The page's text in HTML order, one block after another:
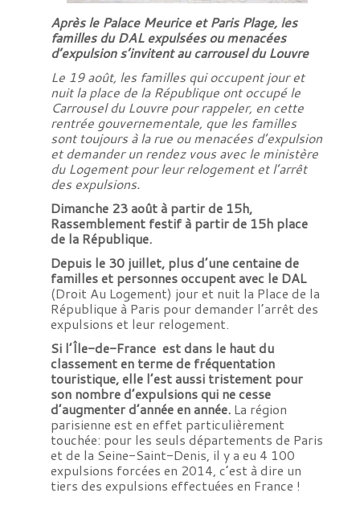
Après le Palace Meurice et Paris Plage, les
familles du DAL expulsées ou menacées
d’expulsion s’invitent au carrousel du Louvre
Le 19 août, les familles qui occupent jour et
nuit la place de la République ont occupé le
Carrousel du Louvre pour rappeler, en cette
rentrée gouvernementale, que les familles
sont toujours à la rue ou menacées d’expulsion
et demander un rendez vous avec le ministère
du Logement pour leur relogement et l’arrêt
des expulsions.
Dimanche 23 août à partir de 15h,
Rassemblement festif à partir de 15h place
de la République.
Depuis le 30 juillet, plus d’une centaine de
familles et personnes occupent avec le DAL
(Droit Au Logement) jour et nuit la Place de la
République à Paris pour demander l’arrêt des
expulsions et leur relogement.
Si l’Île-de-France est dans le haut du
classement en terme de fréquentation
touristique, elle l’est aussi tristement pour
son nombre d’expulsions qui ne cesse
d’augmenter d’année en année.La région
parisienne est en effet particulièrement
touchée: pour les seuls départements de Paris
et de la Seine-Saint-Denis, il y a eu 4 100
expulsions forcées en 2014, c’est à dire un
tiers des expulsions effectuées en France !